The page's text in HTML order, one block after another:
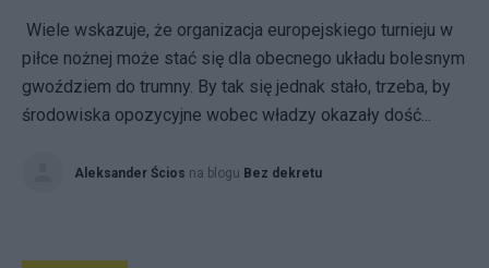
Wiele wskazuje, że organizacja europejskiego turnieju w
piłce nożnej może stać się dla obecnego układu bolesnym
gwoździem do trumny. By tak się jednak stało, trzeba, by
środowiska opozycyjne wobec władzy okazały dość...
Aleksander Ścios na blogu Bez dekretu